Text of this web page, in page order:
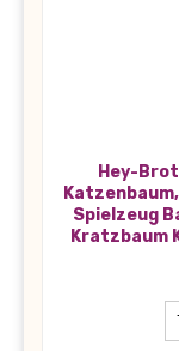
Hey-
Spielzeug
Kratzbaum